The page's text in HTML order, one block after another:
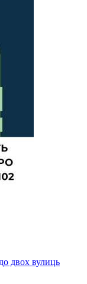
двох вулиць